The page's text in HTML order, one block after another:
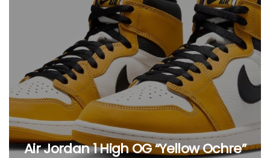
Air Jordan 1 High OG “Yellow Ochre”